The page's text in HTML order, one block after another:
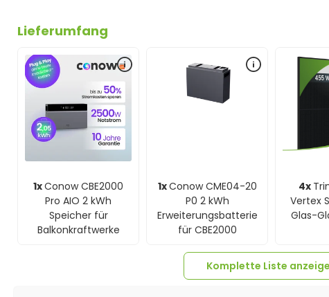
Lieferumfang
1xConow CBE2000
Pro AIO 2 kWh
Speicher für
Balkonkraftwerke
1xConow CME04-20
P0 2 kWh
Erweiterungsbatterie
für CBE2000
4x
Vertex
Glas-
Komplette Liste